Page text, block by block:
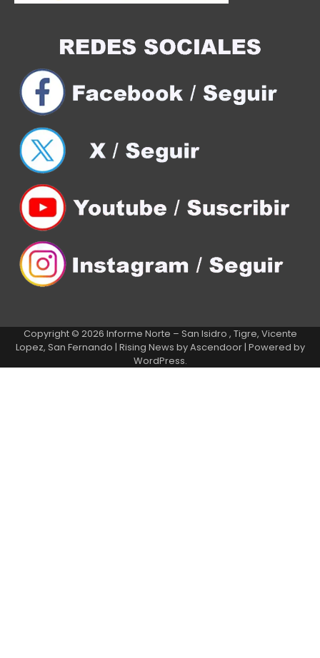
Copyright © 2026 Informe Norte – San Isidro , Tigre, Vicente
Lopez, San Fernando | Rising News byAscendoor| Powered by
WordPress.